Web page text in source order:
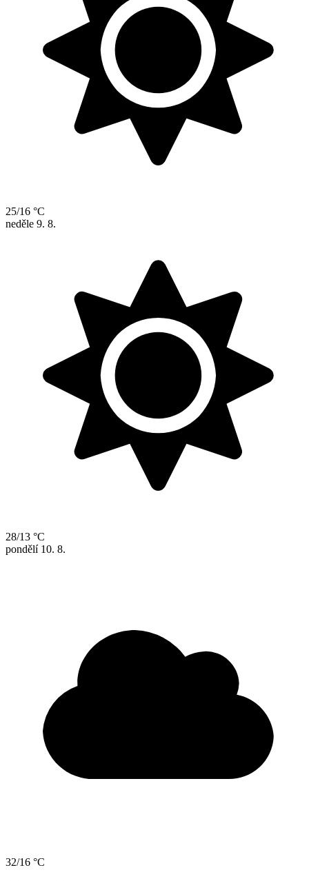
25/16 °C
neděle 9. 8.
28/13 °C
pondělí 10. 8.
32/16 °C